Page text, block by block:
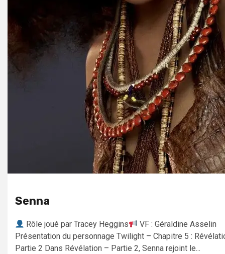
Senna
Rôle joué par Tracey Heggins
VF : Géraldine Asselin
Présentation du personnage Twilight – Chapitre 5 :
Partie 2 Dans Révélation – Partie 2, Senna rejoint le...